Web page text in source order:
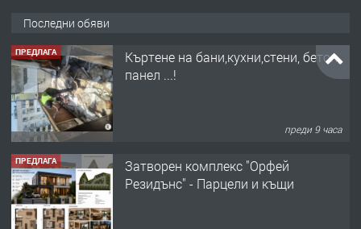
Последни обяви
ПРЕДЛАГА
Къртене на бани,кухни,стени, бетон,
панел ...!
преди 9 часа
ПРЕДЛАГА
Затворен комплекс "Орфей
Резидънс" - Парцели и къщи